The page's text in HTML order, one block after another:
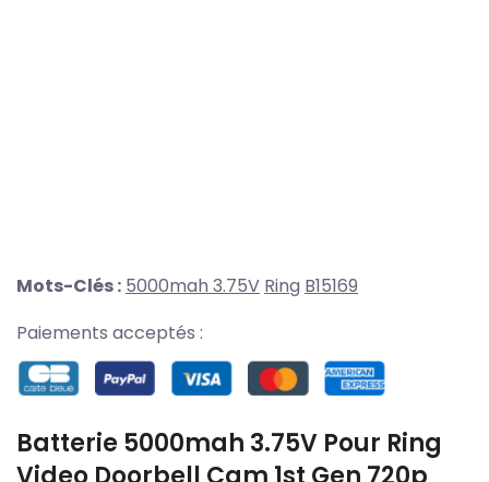
Mots-Clés : 5000mah 3.75V Ring B15169
Paiements acceptés :
Batterie 5000mah 3.75V Pour Ring